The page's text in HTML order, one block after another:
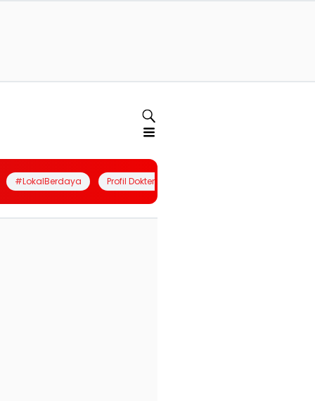
#LokalBerdaya Profil Dokter